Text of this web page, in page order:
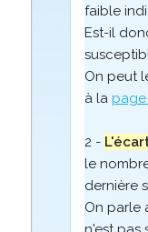
faible
Est-il
On peut
à la
2 -
le
dernière
On parle